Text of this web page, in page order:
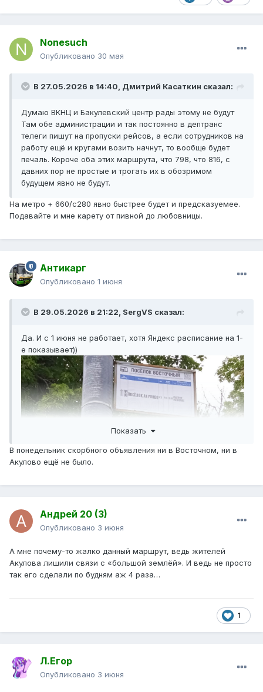
Nonesuch
Опубликовано 30 мая
В 27.05.2026 в 14:40, Дмитрий Касаткин сказал:
Думаю ВКНЦ и Бакулевский центр рады этому не будут
Там обе администрации и так постоянно в дептранс
телеги пишут на пропуски рейсов, а если сотрудников на
работу ещё и кругами возить начнут, то вообще будет
печаль. Короче оба этих маршрута, что 798, что 816, с
давних пор не простые и трогать их в обозримом
будущем явно не будут.
На метро + 660/с280 явно быстрее будет и предсказуемее.
Подавайте и мне карету от пивной до любовницы.
Антикарг
Опубликовано 1 июня
В 29.05.2026 в 21:22, SergVS сказал:
Да. И с 1 июня не работает, хотя Яндекс расписание на 1-
е показывает))
Показать
В понедельник скорбного объявления ни в Восточном, ни в
Акулово ещё не было.
Андрей 20 (3)
Опубликовано 3 июня
А мне почему-то жалко данный маршрут, ведь жителей
Акулова лишили связи с «большой землёй». И ведь не просто
так его сделали по будням аж 4 раза…
1
Л.Егор
Опубликовано 3 июня